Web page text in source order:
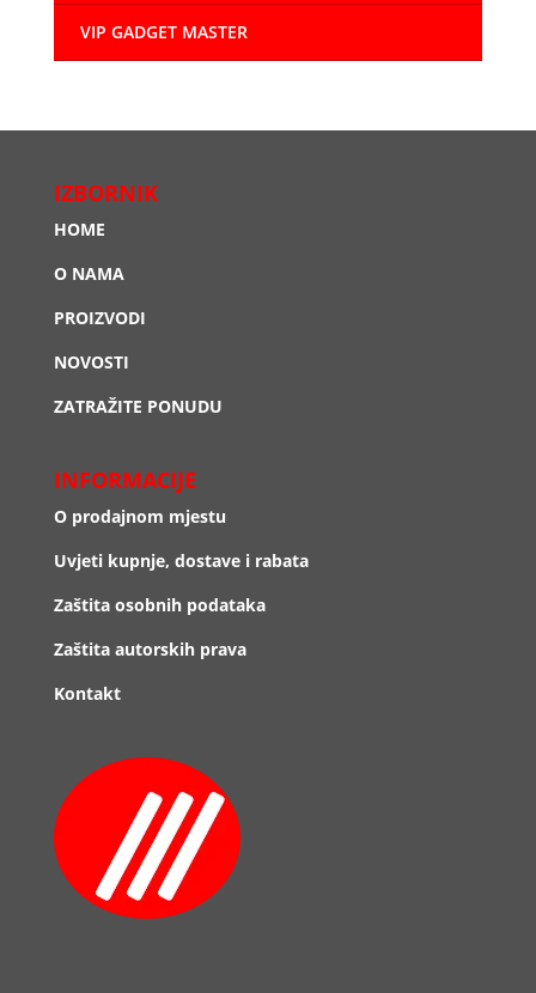
VIP GADGET MASTER
IZBORNIK
HOME
O NAMA
PROIZVODI
NOVOSTI
ZATRAŽITE PONUDU
INFORMACIJE
O prodajnom mjestu
Uvjeti kupnje, dostave i rabata
Zaštita osobnih podataka
Zaštita autorskih prava
Kontakt